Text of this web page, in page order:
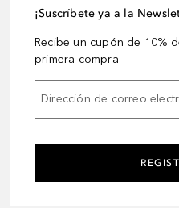
¡Suscríbete ya a la
Recibe un cupón de 10%
primera compra
Dirección de correo